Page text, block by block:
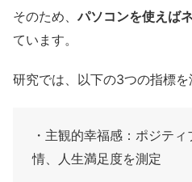
そのため、パソコンを使えば
ています。
研究では、以下の3つの指標を
・主観的幸福感：ポジテ
情、人生満足度を測定